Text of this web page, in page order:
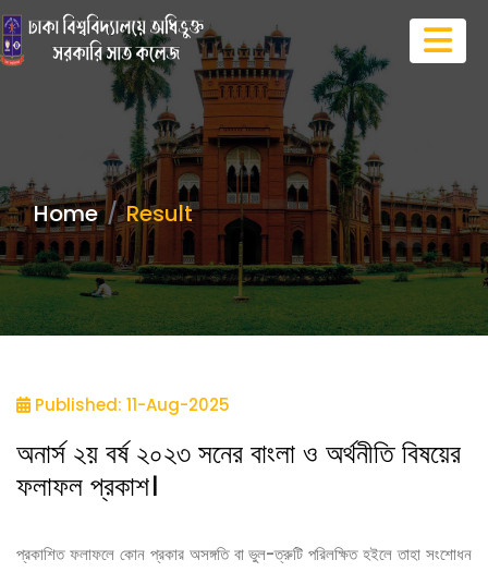
Home Result
Published: 11-Aug-2025
অনার্স ২য় বর্ষ ২০২৩ সনের বাংলা ও অর্থনীতি বিষয়ের
ফলাফল প্রকাশ।
প্রকাশিত ফলাফলে কোন প্রকার অসঙ্গতি বা ভুল-ত্রুটি পরিলক্ষিত হইলে তাহা সংশোধন